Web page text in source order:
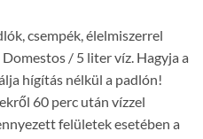
csempék, élelmiszerrel
/ 5 liter víz. Hagyja a
hígítás nélkül a padlón!
60 perc után vízzel
felületek esetében a